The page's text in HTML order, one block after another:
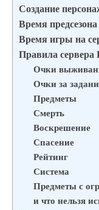
Создание
Время предсезона
Время игры на
Правила сервера
Очки
Очки за
Предметы
Смерть
Воскрешение
Спасение
Рейтинг
Система
Предметы с
и что нельзя